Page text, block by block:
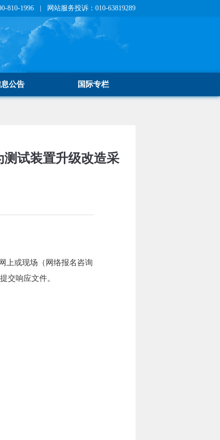
810-1996 | 网站服务投诉：010-63819289
公告 国际专栏
试装置升级改造采
上或现场（网络报名咨询
交响应文件。